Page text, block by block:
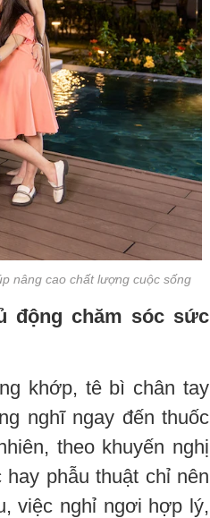
nâng cao chất lượng cuộc sống
động chăm sóc sức
khớp, tê bì chân tay
nghĩ ngay đến thuốc
theo khuyến nghị
phẫu thuật chỉ nên
việc nghỉ ngơi hợp lý,